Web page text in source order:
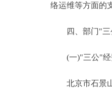
络运维等方面的
四、部门"三
(一)"三公"经
北京市石景山